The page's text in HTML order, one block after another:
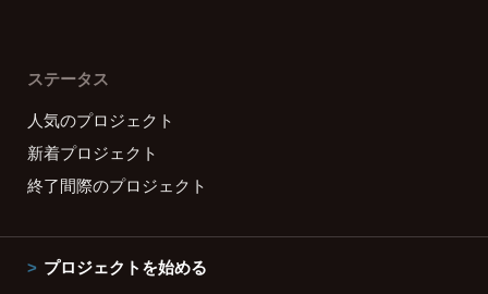
ステータス
人気のプロジェクト
新着プロジェクト
終了間際のプロジェクト
プロジェクトを始める